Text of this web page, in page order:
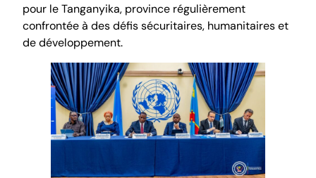
pour le Tanganyika, province régulièrement
confrontée à des défis sécuritaires, humanitaires et
de développement.